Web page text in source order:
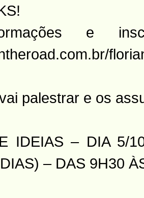
e
palestrar e os
IDEIAS – DIA 5/
– DAS 9H30